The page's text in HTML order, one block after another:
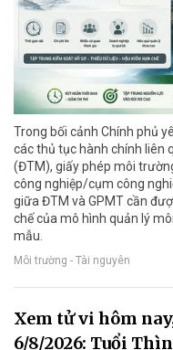
Trong bối cảnh Chính phủ
các thủ tục hành chính liên
(ĐTM), giấy phép môi
công nghiệp/cụm công
giữa ĐTM và GPMT cần
chế của mô hình quản lý
mẫu.
Môi trường - Tài nguyên
Xem tử vi hôm
6/8/2026: Tuổi